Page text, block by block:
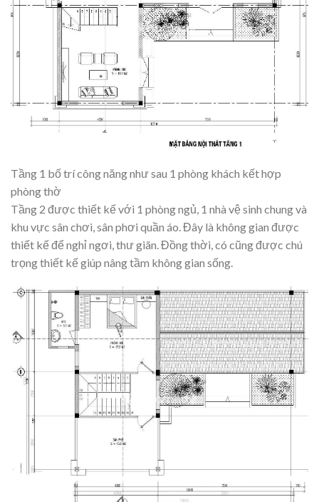
Tầng 1 bố trí công năng như sau 1 phòng khách kết hợp
phòng thờ
Tầng 2 được thiết kế với 1 phòng ngủ, 1 nhà vệ sinh chung và
khu vực sân chơi, sân phơi quần áo. Đây là không gian được
thiết kế để nghỉ ngơi, thư giãn. Đồng thời, có cũng được chú
trọng thiết kế giúp nâng tầm không gian sống.